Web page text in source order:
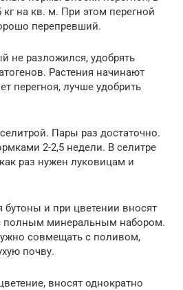
кг на кв. м. При этом перегной
перепревший.
не разложился, удобрять
Растения начинают
перегноя, лучше удобрить
Пары раз достаточно.
2-2,5 недели. В селитре
раз нужен луковицам и
бутоны и при цветении вносят
полным минеральным набором.
совмещать с поливом,
почву.
вносят однократно